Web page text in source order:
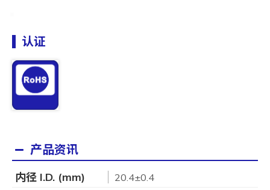
认证
产品资讯
内径 I.D. (mm) 20.4±0.4